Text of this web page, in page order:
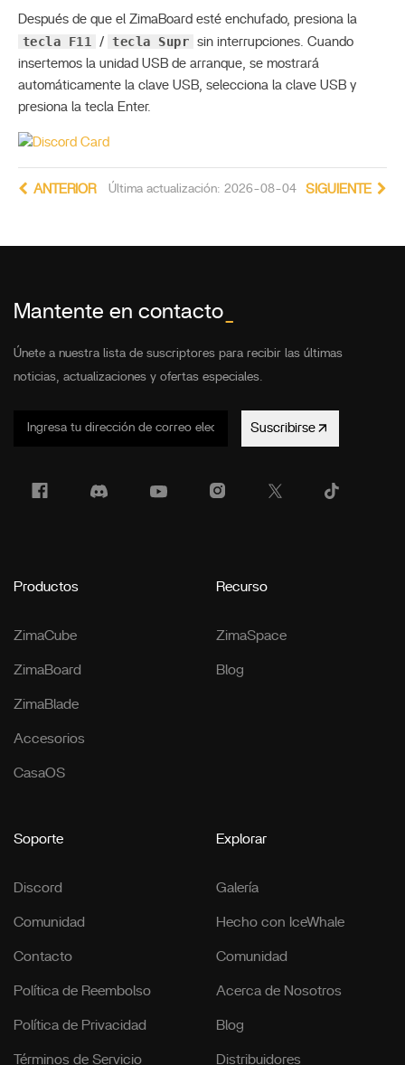
Después de que el ZimaBoard esté enchufado, presiona la
tecla F11 / tecla Supr sin interrupciones. Cuando
insertemos la unidad USB de arranque, se mostrará
automáticamente la clave USB, selecciona la clave USB y
presiona la tecla Enter.
Última actualización: 2026-08-04
ANTERIOR SIGUIENTE
Mantente en contacto
Únete a nuestra lista de suscriptores para recibir las últimas
noticias, actualizaciones y ofertas especiales.
Suscribirse
Productos
ZimaCube
ZimaBoard
ZimaBlade
Accesorios
CasaOS
Recurso
ZimaSpace
Blog
Soporte
Discord
Comunidad
Contacto
Política de Reembolso
Política de Privacidad
Términos de Servicio
Explorar
Galería
Hecho con IceWhale
Comunidad
Acerca de Nosotros
Blog
Distribuidores